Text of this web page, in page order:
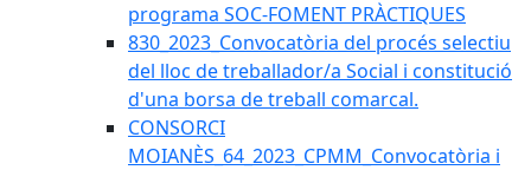
programa SOC-FOMENT PRÀCTIQUES
830_2023_Convocatòria del procés selectiu
del lloc de treballador/a Social i constitució
d'una borsa de treball comarcal.
CONSORCI
MOIANÈS_64_2023_CPMM_Convocatòria i